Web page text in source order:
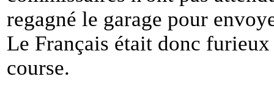
regagné le garage pour
Le Français était donc
course.